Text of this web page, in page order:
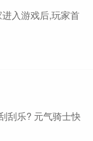
入游戏后,玩家首
刮乐? 元气骑士快